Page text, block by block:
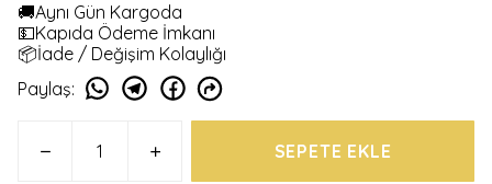
🚚Aynı Gün Kargoda
💵Kapıda Ödeme İmkanı
📦İade / Değişim Kolaylığı
Paylaş:
SEPETE EKLE